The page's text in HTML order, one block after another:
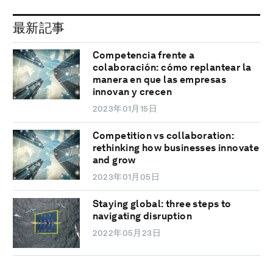
最新記事
Competencia frente a
colaboración: cómo replantear la
manera en que las empresas
innovan y crecen
2023年01月15日
Competition vs collaboration:
rethinking how businesses innovate
and grow
2023年01月05日
Staying global: three steps to
navigating disruption
2022年05月23日